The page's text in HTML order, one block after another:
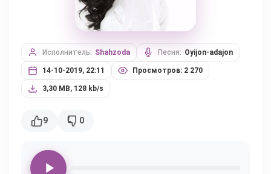
Исполнитель: Shahzoda Песня: Oyijon-adajon
14-10-2019, 22:11 Просмотров: 2 270
3,30 MB, 128 kb/s
9 0